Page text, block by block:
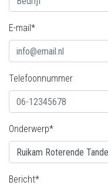
E-mail*
Telefoonnummer
Onderwerp*
Bericht*